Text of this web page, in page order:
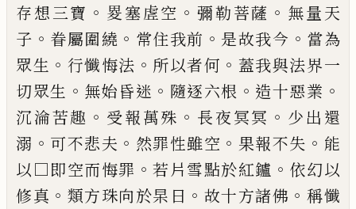
存想三寶 。 畟塞虗空 。 彌勒菩薩 。 無量天
子 。 眷屬圍繞 。 常住我前 。 是故我今 。 當為
眾生 。 行懺悔法 。 所以者何 。 蓋我與法界一
切眾生 。 無始昏迷 。 隨逐六根 。 造十惡業 。
沉淪苦趣 。 受報萬殊 。 長夜冥冥 。 少出還
溺 。 可不悲夫 。 然罪性雖空 。 果報不失 。 能
以□即空而悔罪 。若片雪點於紅鑪 。 依幻以
修真 。 類方珠向於杲日 。 故十方諸佛 。 稱懺